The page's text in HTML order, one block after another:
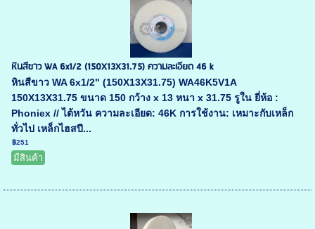
หินสีขาว WA 6x1/2 (150X13X31.75) ความละเอียด 46 k
หินสีขาว WA 6x1/2" (150X13X31.75) WA46K5V1A
150X13X31.75 ขนาด 150 กว้าง x 13 หนา x 31.75 รูใน ยี่ห้อ :
Phoniex // ไต้หวัน ความละเอียด: 46K การใช้งาน: เหมาะกับเหล็ก
ทั่วไป เหล็กไฮสปี...
฿251
มีสินค้า